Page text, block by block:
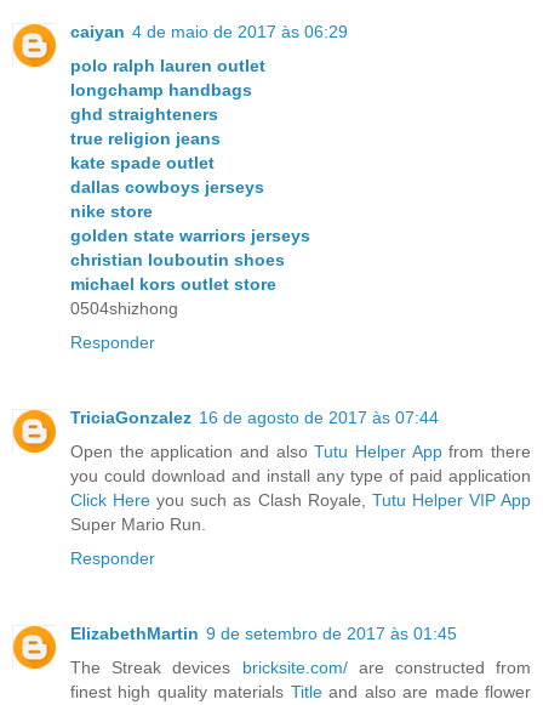
caiyan 4 de maio de 2017 às 06:29
polo ralph lauren outlet
longchamp handbags
ghd straighteners
true religion jeans
kate spade outlet
dallas cowboys jerseys
nike store
golden state warriors jerseys
christian louboutin shoes
michael kors outlet store
0504shizhong
Responder
TriciaGonzalez 16 de agosto de 2017 às 07:44
Open the application and alsoTutu Helper Appfrom there
you could download and install any type of paid application
Click Here you such as Clash Royale, Tutu Helper VIP App
Super Mario Run.
Responder
ElizabethMartin 9 de setembro de 2017 às 01:45
The Streak devices bricksite.com/are constructed from
finest high quality materials Titleand also are made flower